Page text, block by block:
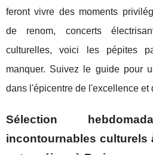
feront vivre des moments
de renom, concerts
culturelles, voici les pépites
manquer. Suivez le guide pour
dans l'épicentre de l'excellence et
Sélection
incontournables culturels